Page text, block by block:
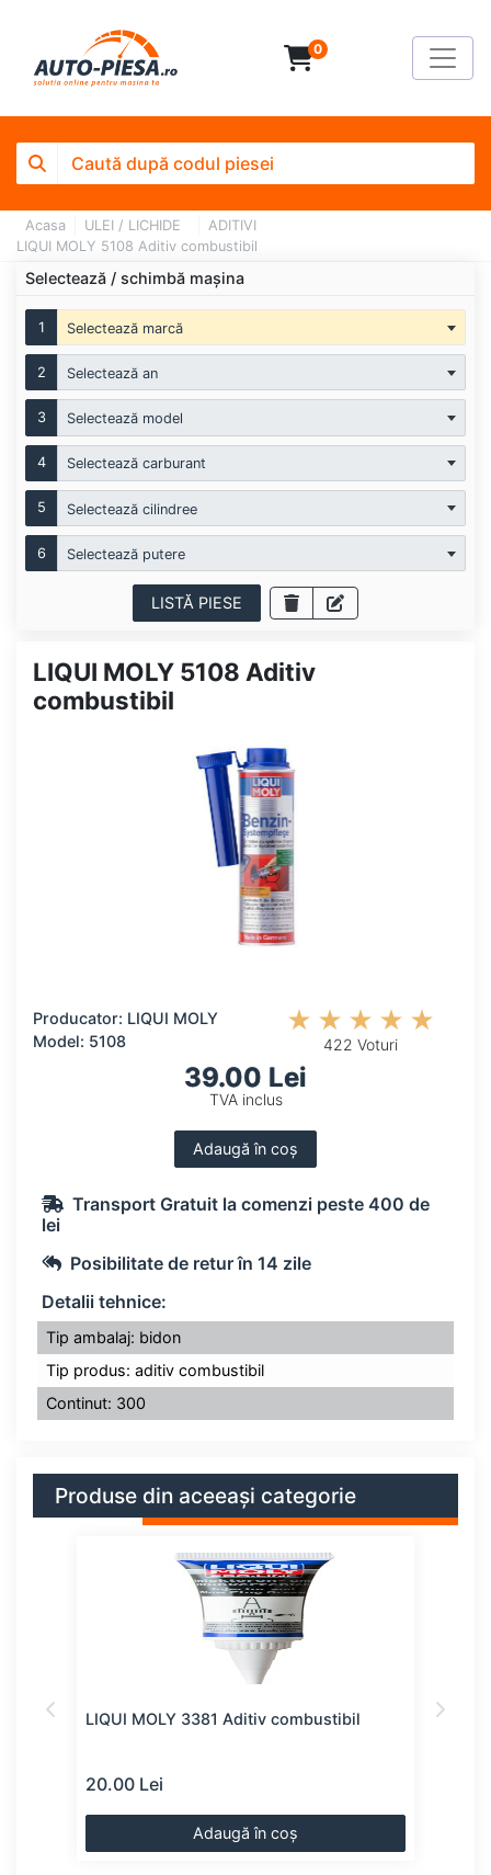
0
Acasa ULEI / LICHIDE
ADITIVI
LIQUI MOLY 5108 Aditiv combustibil
Selectează / schimbă mașina
1 Selectează marcă
2 Selectează an
3 Selectează model
4 Selectează carburant
5 Selectează cilindree
6 Selectează putere
LISTĂ PIESE
LIQUI MOLY 5108 Aditiv
combustibil
Producator: LIQUI MOLY
Model: 5108
422 Voturi
39.00 Lei
TVA inclus
Adaugă în coș
Transport Gratuit la comenzi peste 400 de
lei
Posibilitate de retur în 14 zile
Detalii tehnice:
Tip ambalaj: bidon
Tip produs: aditiv combustibil
Continut: 300
Produse din aceeași categorie
LIQUI MOLY 3381 Aditiv combustibil
20.00 Lei
Adaugă în coș